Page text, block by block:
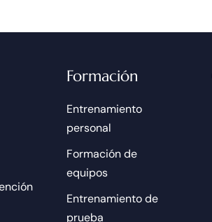
Formación
Entrenamiento
personal
Formación de
equipos
Entrenamiento de
prueba